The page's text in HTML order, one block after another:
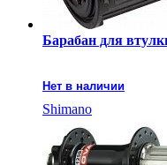
Барабан для
Нет в наличии
Shimano